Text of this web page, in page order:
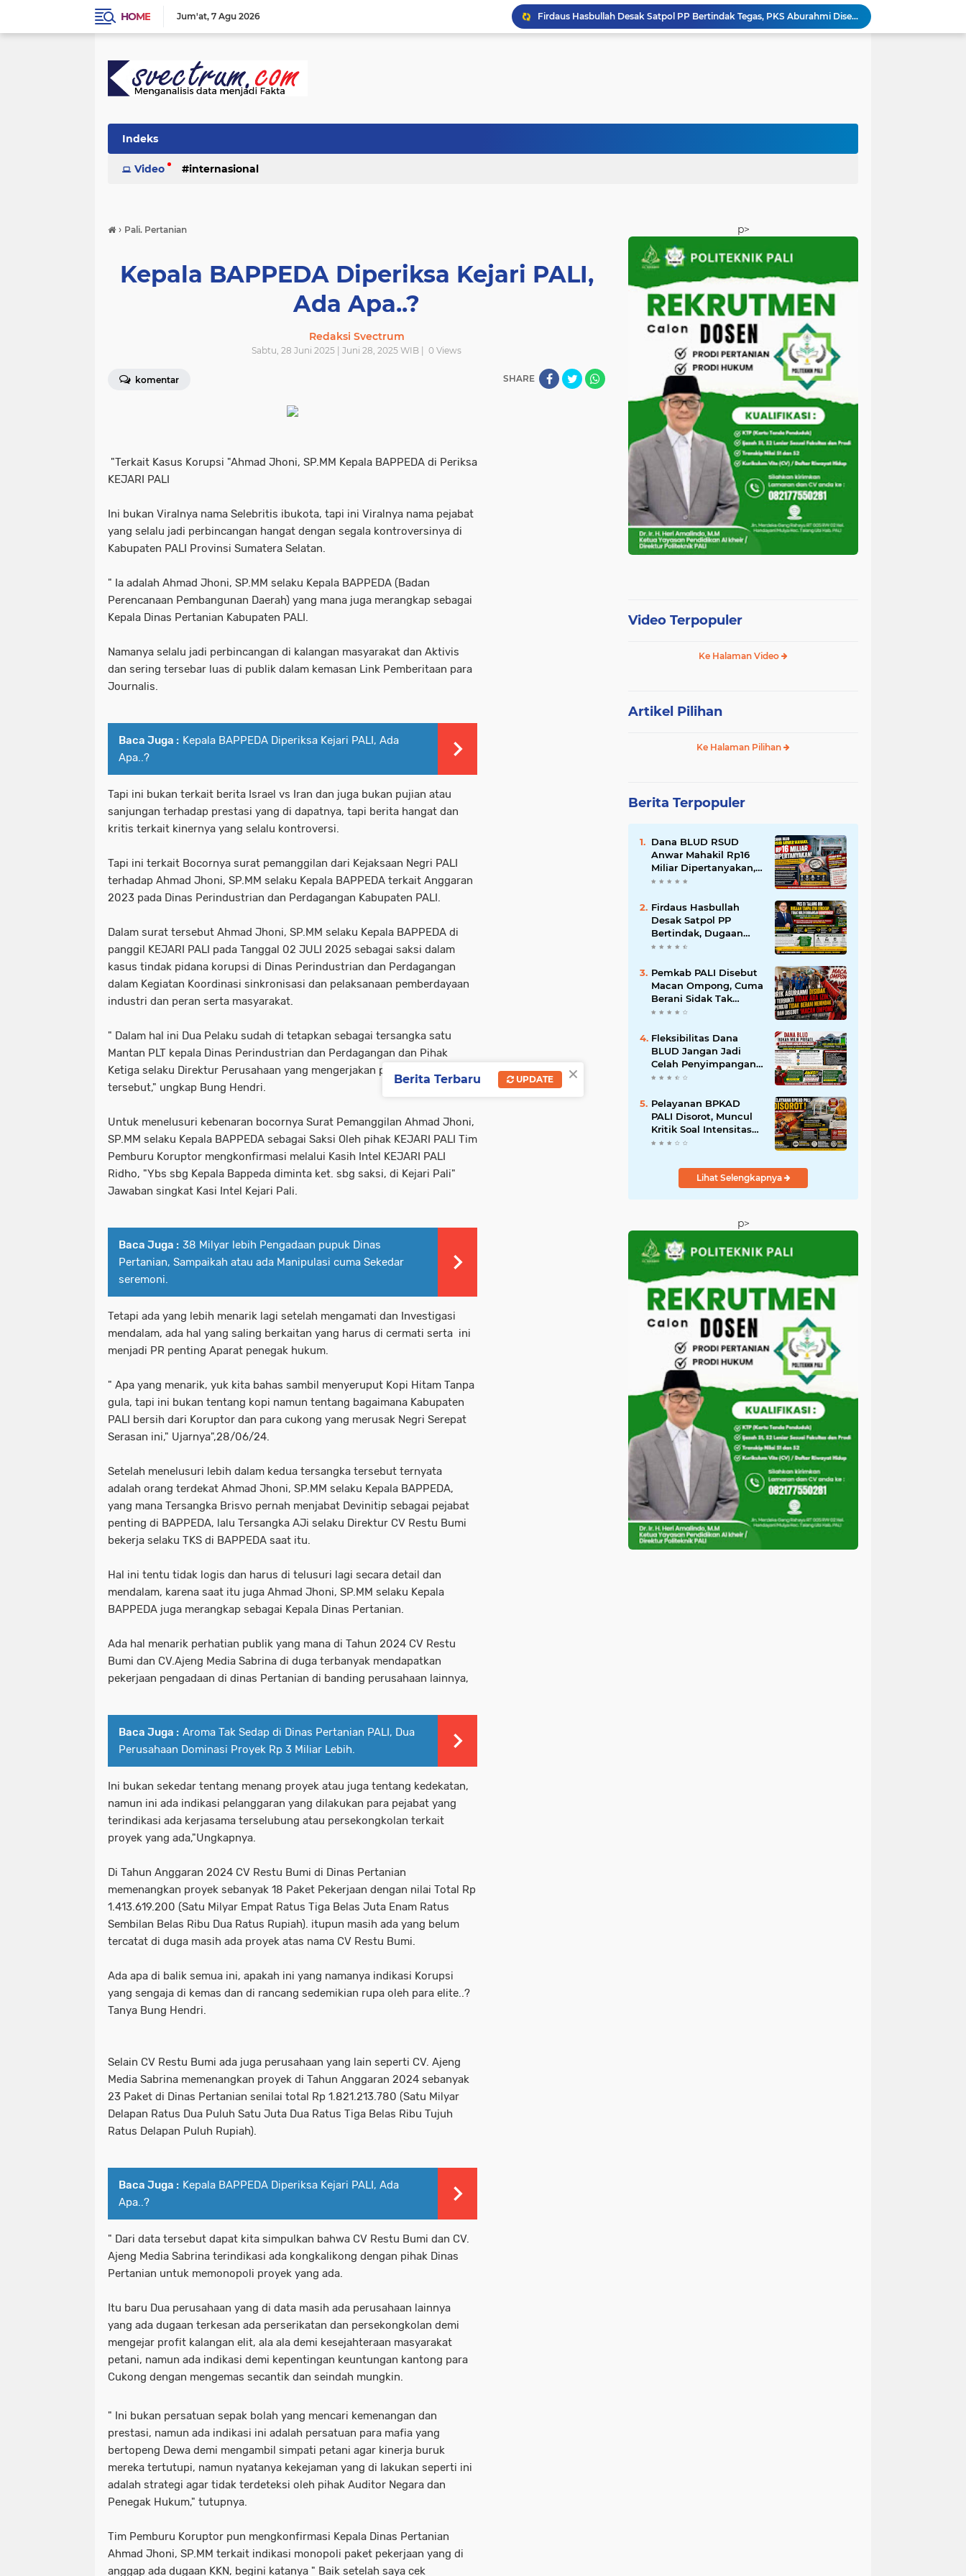
HOME Jum'at 7 Agu 2026
Firdaus Hasbullah Desak Satpol PP Bertindak Tegas, PKS Aburahmi Disebut Belum Kantongi Izin Operasional ‎
Pemkab PALI Disebut Macan Ompong, Cuma Berani Sidak Tak Berani Menindak Perusahaan Tak Berizin
Indeks
Video internasional
› Pali. Pertanian
Kepala BAPPEDA Diperiksa Kejari PALI,
Ada Apa..?
Redaksi Svectrum
Sabtu, 28 Juni 2025 | Juni 28, 2025 WIB | 0 Views
komentar SHARE
"Terkait Kasus Korupsi "Ahmad Jhoni, SP.MM Kepala BAPPEDA di Periksa
KEJARI PALI
Ini bukan Viralnya nama Selebritis ibukota, tapi ini Viralnya nama pejabat
yang selalu jadi perbincangan hangat dengan segala kontroversinya di
Kabupaten PALI Provinsi Sumatera Selatan.
" Ia adalah Ahmad Jhoni, SP.MM selaku Kepala BAPPEDA (Badan
Perencanaan Pembangunan Daerah) yang mana juga merangkap sebagai
Kepala Dinas Pertanian Kabupaten PALI.
Namanya selalu jadi perbincangan di kalangan masyarakat dan Aktivis
dan sering tersebar luas di publik dalam kemasan Link Pemberitaan para
Journalis.
Baca Juga : Kepala BAPPEDA Diperiksa Kejari PALI, Ada
Apa..?
Tapi ini bukan terkait berita Israel vs Iran dan juga bukan pujian atau
sanjungan terhadap prestasi yang di dapatnya, tapi berita hangat dan
kritis terkait kinernya yang selalu kontroversi.
Tapi ini terkait Bocornya surat pemanggilan dari Kejaksaan Negri PALI
terhadap Ahmad Jhoni, SP.MM selaku Kepala BAPPEDA terkait Anggaran
2023 pada Dinas Perindustrian dan Perdagangan Kabupaten PALI.
Dalam surat tersebut Ahmad Jhoni, SP.MM selaku Kepala BAPPEDA di
panggil KEJARI PALI pada Tanggal 02 JULI 2025 sebagai saksi dalam
kasus tindak pidana korupsi di Dinas Perindustrian dan Perdagangan
dalam Kegiatan Koordinasi sinkronisasi dan pelaksanaan pemberdayaan
industri dan peran serta masyarakat.
" Dalam hal ini Dua Pelaku sudah di tetapkan sebagai tersangka satu
Mantan PLT kepala Dinas Perindustrian dan Perdagangan dan Pihak
Ketiga selaku Direktur Perusahaan yang mengerjakan pekerjaan
tersebut," ungkap Bung Hendri.
Untuk menelusuri kebenaran bocornya Surat Pemanggilan Ahmad Jhoni,
SP.MM selaku Kepala BAPPEDA sebagai Saksi Oleh pihak KEJARI PALI Tim
Pemburu Koruptor mengkonfirmasi melalui Kasih Intel KEJARI PALI
Ridho, "Ybs sbg Kepala Bappeda diminta ket. sbg saksi, di Kejari Pali"
Jawaban singkat Kasi Intel Kejari Pali.
Baca Juga : 38 Milyar lebih Pengadaan pupuk Dinas
Pertanian, Sampaikah atau ada Manipulasi cuma Sekedar
seremoni.
Tetapi ada yang lebih menarik lagi setelah mengamati dan Investigasi
mendalam, ada hal yang saling berkaitan yang harus di cermati serta ini
menjadi PR penting Aparat penegak hukum.
" Apa yang menarik, yuk kita bahas sambil menyeruput Kopi Hitam Tanpa
gula, tapi ini bukan tentang kopi namun tentang bagaimana Kabupaten
PALI bersih dari Koruptor dan para cukong yang merusak Negri Serepat
Serasan ini," Ujarnya",28/06/24.
Setelah menelusuri lebih dalam kedua tersangka tersebut ternyata
adalah orang terdekat Ahmad Jhoni, SP.MM selaku Kepala BAPPEDA,
yang mana Tersangka Brisvo pernah menjabat Devinitip sebagai pejabat
penting di BAPPEDA, lalu Tersangka AJi selaku Direktur CV Restu Bumi
bekerja selaku TKS di BAPPEDA saat itu.
Hal ini tentu tidak logis dan harus di telusuri lagi secara detail dan
mendalam, karena saat itu juga Ahmad Jhoni, SP.MM selaku Kepala
BAPPEDA juga merangkap sebagai Kepala Dinas Pertanian.
Ada hal menarik perhatian publik yang mana di Tahun 2024 CV Restu
Bumi dan CV.Ajeng Media Sabrina di duga terbanyak mendapatkan
pekerjaan pengadaan di dinas Pertanian di banding perusahaan lainnya,
Baca Juga : Aroma Tak Sedap di Dinas Pertanian PALI, Dua
Perusahaan Dominasi Proyek Rp 3 Miliar Lebih.
Ini bukan sekedar tentang menang proyek atau juga tentang kedekatan,
namun ini ada indikasi pelanggaran yang dilakukan para pejabat yang
terindikasi ada kerjasama terselubung atau persekongkolan terkait
proyek yang ada,"Ungkapnya.
Di Tahun Anggaran 2024 CV Restu Bumi di Dinas Pertanian
memenangkan proyek sebanyak 18 Paket Pekerjaan dengan nilai Total Rp
1.413.619.200 (Satu Milyar Empat Ratus Tiga Belas Juta Enam Ratus
Sembilan Belas Ribu Dua Ratus Rupiah). itupun masih ada yang belum
tercatat di duga masih ada proyek atas nama CV Restu Bumi.
Ada apa di balik semua ini, apakah ini yang namanya indikasi Korupsi
yang sengaja di kemas dan di rancang sedemikian rupa oleh para elite..?
Tanya Bung Hendri.
Selain CV Restu Bumi ada juga perusahaan yang lain seperti CV. Ajeng
Media Sabrina memenangkan proyek di Tahun Anggaran 2024 sebanyak
23 Paket di Dinas Pertanian senilai total Rp 1.821.213.780 (Satu Milyar
Delapan Ratus Dua Puluh Satu Juta Dua Ratus Tiga Belas Ribu Tujuh
Ratus Delapan Puluh Rupiah).
Baca Juga : Kepala BAPPEDA Diperiksa Kejari PALI, Ada
Apa..?
" Dari data tersebut dapat kita simpulkan bahwa CV Restu Bumi dan CV.
Ajeng Media Sabrina terindikasi ada kongkalikong dengan pihak Dinas
Pertanian untuk memonopoli proyek yang ada.
Itu baru Dua perusahaan yang di data masih ada perusahaan lainnya
yang ada dugaan terkesan ada perserikatan dan persekongkolan demi
mengejar profit kalangan elit, ala ala demi kesejahteraan masyarakat
petani, namun ada indikasi demi kepentingan keuntungan kantong para
Cukong dengan mengemas secantik dan seindah mungkin.
" Ini bukan persatuan sepak bolah yang mencari kemenangan dan
prestasi, namun ada indikasi ini adalah persatuan para mafia yang
bertopeng Dewa demi mengambil simpati petani agar kinerja buruk
mereka tertutupi, namun nyatanya kekejaman yang di lakukan seperti ini
adalah strategi agar tidak terdeteksi oleh pihak Auditor Negara dan
Penegak Hukum," tutupnya.
Tim Pemburu Koruptor pun mengkonfirmasi Kepala Dinas Pertanian
Ahmad Jhoni, SP.MM terkait indikasi monopoli paket pekerjaan yang di
anggap ada dugaan KKN, begini katanya " Baik setelah saya cek
p>
Video Terpopuler
Ke Halaman Video
Artikel Pilihan
Ke Halaman Pilihan
Berita Terpopuler
Dana BLUD RSUD
Anwar Mahakil Rp16
Miliar Dipertanyakan,
Publik Desak
Pengawasan
Diperketat
Firdaus Hasbullah
Desak Satpol PP
Bertindak, Dugaan
PKS Tanpa Izin
Tak Boleh Dibiarkan
Beroperasi
Pemkab PALI Disebut
Macan Ompong, Cuma
Berani Sidak Tak
Berani Menindak
Berizin
Fleksibilitas Dana
BLUD Jangan Jadi
Celah Penyimpangan,
RSUD Anwar Mahakil
Pelayanan BPKAD
PALI Disorot, Muncul
Kritik Soal Intensitas
Perjalanan Dinas
Pemerhati Minta
Bupati LakukanLihat Selengkapnya
p>
×
Berita Terbaru UPDATE